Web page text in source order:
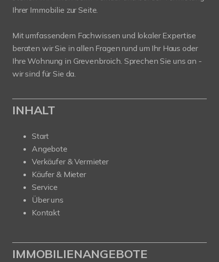
Ihrer Immobilie zur Seite.
Mit umfassendem Fachwissen und lokaler Expertise
beraten wir Sie in allen Fragen rund um Ihr Haus oder
Ihre Wohnung in Grevenbroich. Sprechen Sie uns an -
wir sind für Sie da.
INHALT
Start
Angebote
Verkäufer & Vermieter
Käufer & Mieter
Service
Über uns
Kontakt
IMMOBILIENANGEBOTE